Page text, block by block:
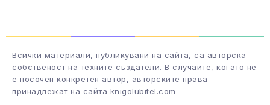
Всички материали, публикувани на сайта, са авторска
собственост на техните създатели. В случаите, когато не
е посочен конкретен автор, авторските права
принадлежат на сайта knigolubitel.com